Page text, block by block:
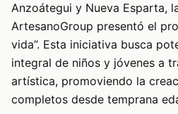
Anzoátegui y Nueva Esparta,
ArtesanoGroup presentó el
vida”. Esta iniciativa busca
integral de niños y jóvenes a
artística, promoviendo la
completos desde temprana